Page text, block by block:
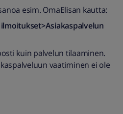
esim. OmaElisan kautta:
kuin palvelun tilaaminen.
vaatiminen ei ole